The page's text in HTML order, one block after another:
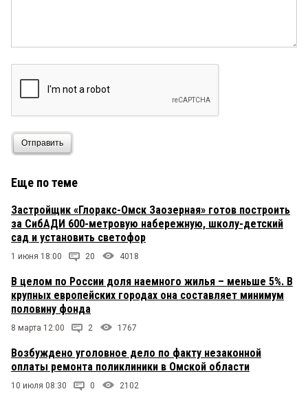
Отправить
Еще по теме
Застройщик «Глоракс-Омск Заозерная» готов построить
за СибАДИ 600-метровую набережную, школу-детский
сад и установить светофор
1 июня 18:00 20 4018
В целом по России доля наемного жилья – меньше 5%. В
крупных европейских городах она составляет минимум
половину фонда
8 марта 12:00 2 1767
Возбуждено уголовное дело по факту незаконной
оплаты ремонта поликлиники в Омской области
10 июля 08:30 0 2102